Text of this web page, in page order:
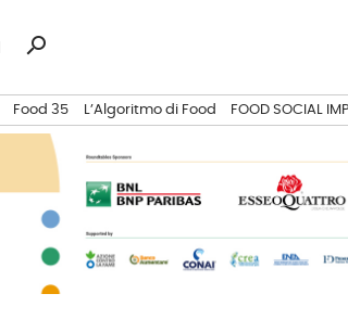
Ricerca
search
Food 35 L’Algoritmo di Food FOOD SOCIAL